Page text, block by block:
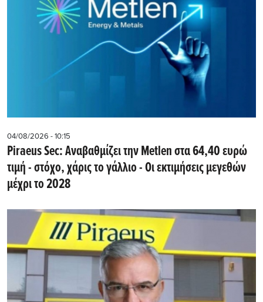
04/08/2026 - 10:15
Piraeus Sec: Αναβαθμίζει την Metlen στα 64,40 ευρώ
τιμή - στόχο, χάρις το γάλλιο - Οι εκτιμήσεις μεγεθών
μέχρι το 2028